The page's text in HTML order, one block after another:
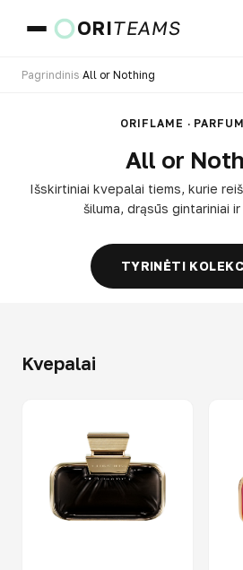
ORITEAMS
Pagrindinis All or Nothing
ORIFLAME ·
All or
Išskirtiniai kvepalai tiems, kurie
šiluma, drąsūs gintariniai
TYRINĖTI
Kvepalai